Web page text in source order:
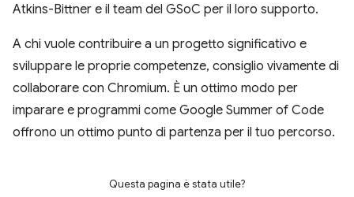
Atkins-Bittner e il team del GSoC per il loro supporto.
A chi vuole contribuire a un progetto significativo e
sviluppare le proprie competenze, consiglio vivamente di
collaborare con Chromium. È un ottimo modo per
imparare e programmi come Google Summer of Code
offrono un ottimo punto di partenza per il tuo percorso.
Questa pagina è stata utile?